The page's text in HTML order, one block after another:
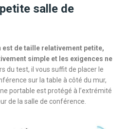
salle de
est de taille relativement petite,
simple et les exigences ne
du test, il vous suffit de placer le
sur la table à côté du mur,
portable est protégé à l’extrémité
de la salle de conférence.